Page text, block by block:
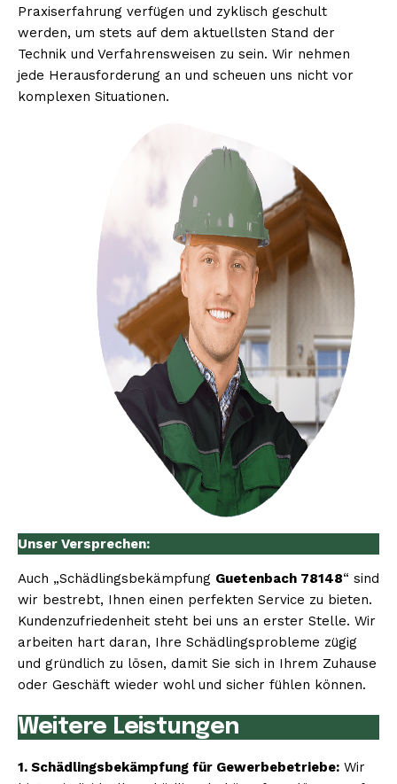
Praxiserfahrung verfügen und zyklisch geschult
werden, um stets auf dem aktuellsten Stand der
Technik und Verfahrensweisen zu sein. Wir nehmen
jede Herausforderung an und scheuen uns nicht vor
komplexen Situationen.
Unser Versprechen:
Auch „Schädlingsbekämpfung Guetenbach 78148“ sind
wir bestrebt, Ihnen einen perfekten Service zu bieten.
Kundenzufriedenheit steht bei uns an erster Stelle. Wir
arbeiten hart daran, Ihre Schädlingsprobleme zügig
und gründlich zu lösen, damit Sie sich in Ihrem Zuhause
oder Geschäft wieder wohl und sicher fühlen können.
Weitere Leistungen
1. Schädlingsbekämpfung für Gewerbebetriebe: Wir